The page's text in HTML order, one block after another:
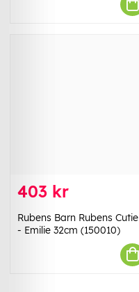
403 kr
Rubens Barn Rubens Cutie
- Emilie 32cm (150010)